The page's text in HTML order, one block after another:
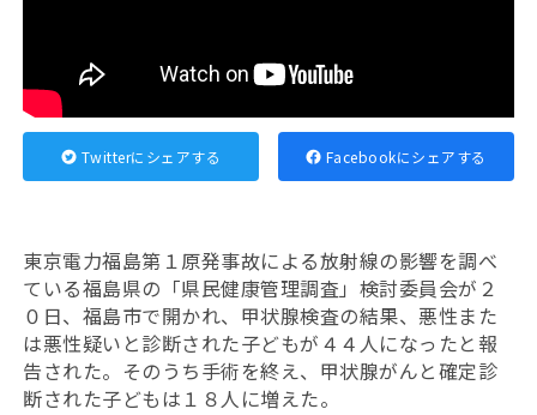
Twitterにシェアする Facebookにシェアする
東京電力福島第１原発事故による放射線の影響を調べ
ている福島県の「県民健康管理調査」検討委員会が２
０日、福島市で開かれ、甲状腺検査の結果、悪性また
は悪性疑いと診断された子どもが４４人になったと報
告された。そのうち手術を終え、甲状腺がんと確定診
断された子どもは１８人に増えた。